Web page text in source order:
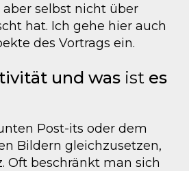
aber selbst nicht über
hat. Ich gehe hier auch
des Vortrags ein.
und was ist es
Post-its oder dem
Bildern gleichzusetzen,
Oft beschränkt man sich